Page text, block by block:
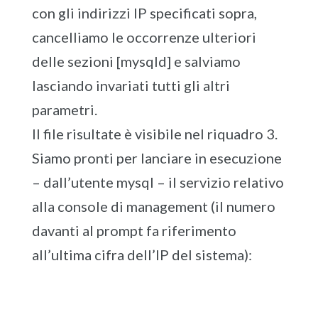
con gli indirizzi IP specificati sopra,
cancelliamo le occorrenze ulteriori
delle sezioni [mysqld] e salviamo
lasciando invariati tutti gli altri
parametri.
Il file risultate è visibile nel riquadro 3.
Siamo pronti per lanciare in esecuzione
– dall’utente mysql – il servizio relativo
alla console di management (il numero
davanti al prompt fa riferimento
all’ultima cifra dell’IP del sistema):